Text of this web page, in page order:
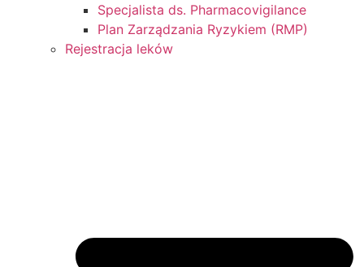
Specjalista ds. Pharmacovigilance
Plan Zarządzania Ryzykiem (RMP)
Rejestracja leków